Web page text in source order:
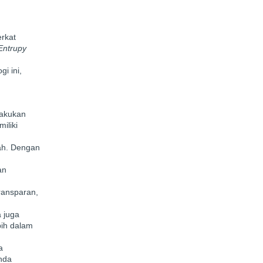
ini,
Dengan
juga
dalam